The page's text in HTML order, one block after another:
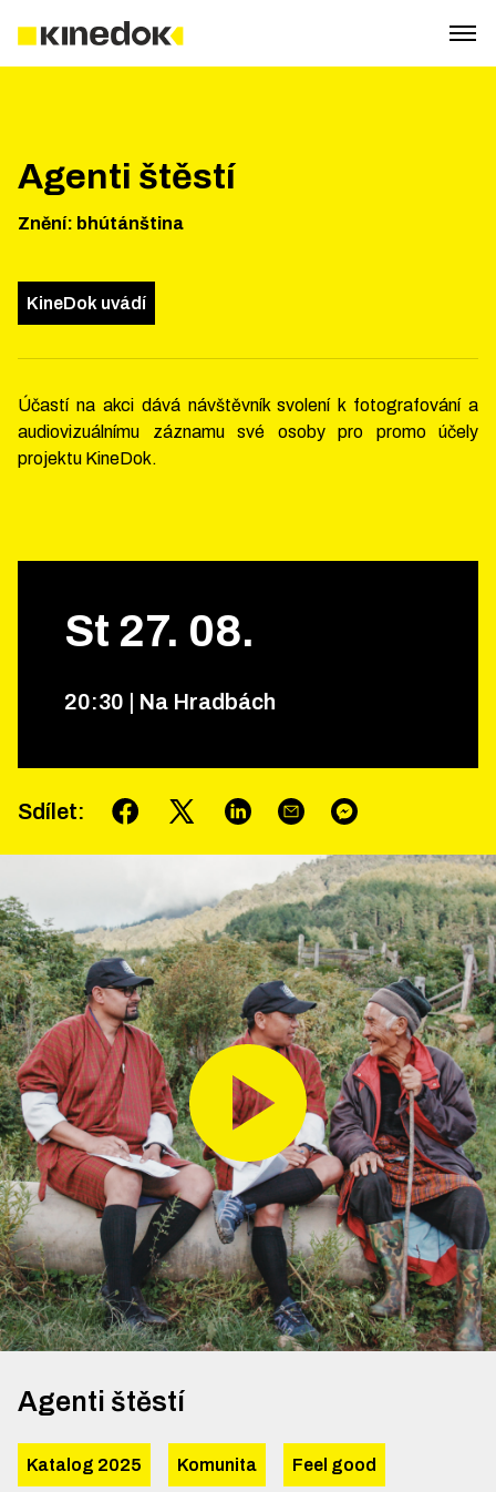
Agenti štěstí
Znění: bhútánština
KineDok uvádí
Účastí na akci dává návštěvník svolení k fotografování a
audiovizuálnímu záznamu své osoby pro promo účely
projektu KineDok.
St 27. 08.
20:30 Na Hradbách
Sdílet:
Agenti štěstí
Katalog 2025 Komunita Feel good